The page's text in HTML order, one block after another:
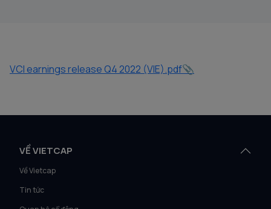
VCI earnings release Q4 2022 (VIE).pdf
VỀ VIETCAP
Về Vietcap
Tin tức